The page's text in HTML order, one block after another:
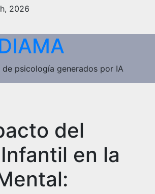
2026
psicología generados por IA
del
en la